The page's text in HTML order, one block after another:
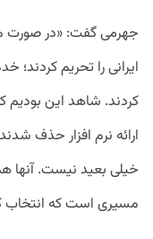
جهرمی گفت: «در
ایرانی را تحریم کردند؛
کردند. شاهد این بودیم
ارائه نرم افزار حذف
خیلی بعید نیست. آنها
مسیری است که انتخاب